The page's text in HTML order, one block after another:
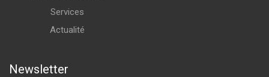
Services
Actualité
Newsletter